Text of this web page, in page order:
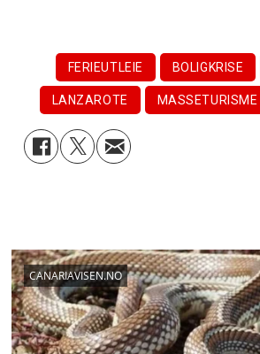
FERIEUTLEIE BOLIGKRISE
LANZAROTE MASSETURISME